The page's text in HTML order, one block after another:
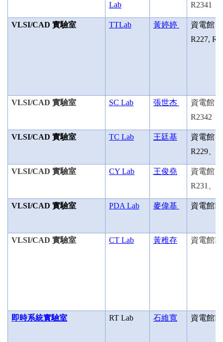
Lab
R2341
VLSI/CAD 實驗室 TTLab 黃婷婷
資電館
R227,
VLSI/CAD 實驗室 SC Lab 張世杰
資電館
R2342
VLSI/CAD 實驗室 TC Lab 王廷基
資電館
R229
VLSI/CAD 實驗室 CY Lab 王俊堯
資電館
R231
VLSI/CAD 實驗室 PDA Lab 麥偉基 資電館
VLSI/CAD 實驗室 CT Lab 黃稚存 資電館
即時系統實驗室 RT Lab 石維寬 資電館